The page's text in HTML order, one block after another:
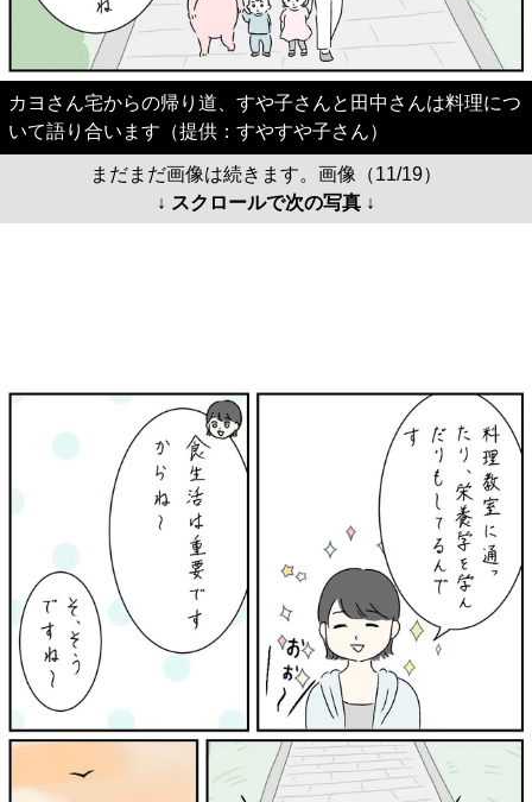
カヨさん宅からの帰り道、すや子さんと田中さんは料理につ
いて語り合います（提供：すやすや子さん）
まだまだ画像は続きます。画像（11/19）
↓ スクロールで次の写真 ↓